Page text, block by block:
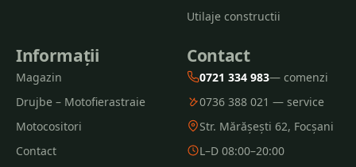
Utilaje constructii
Informații
Magazin
Drujbe – Motofierastraie
Motocositori
Contact
Contact
0721 334 983— comenzi
0736 388 021 — service
Str. Mărășești 62, Focșani
L–D 08:00–20:00